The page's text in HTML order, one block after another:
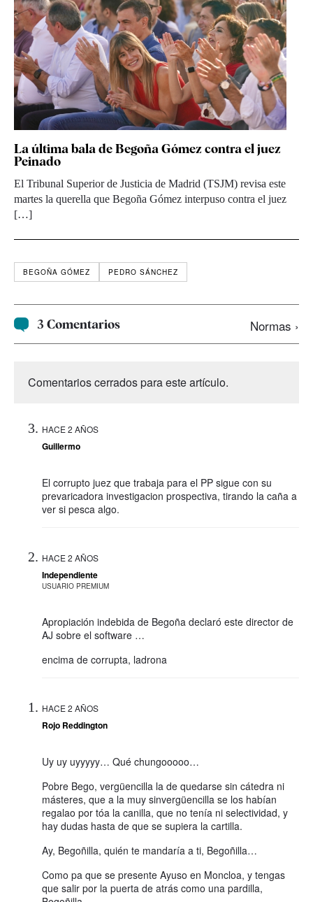
La última bala de Begoña Gómez contra el juez
Peinado
El Tribunal Superior de Justicia de Madrid (TSJM) revisa este
martes la querella que Begoña Gómez interpuso contra el juez
[…]
BEGOÑA GÓMEZ PEDRO SÁNCHEZ
3 Comentarios Normas ›
Comentarios cerrados para este artículo.
HACE 2 AÑOS
Guillermo
El corrupto juez que trabaja para el PP sigue con su
prevaricadora investigacion prospectiva, tirando la caña a
ver si pesca algo.
HACE 2 AÑOS
Independiente
USUARIO PREMIUM
Apropiación indebida de Begoña declaró este director de
AJ sobre el software …
encima de corrupta, ladrona
HACE 2 AÑOS
Rojo Reddington
Uy uy uyyyyy… Qué chungooooo…
Pobre Bego, vergüencilla la de quedarse sin cátedra ni
másteres, que a la muy sinvergüencilla se los habían
regalao por tóa la canilla, que no tenía ni selectividad, y
hay dudas hasta de que se supiera la cartilla.
Ay, Begoñilla, quién te mandaría a ti, Begoñilla…
Como pa que se presente Ayuso en Moncloa, y tengas
que salir por la puerta de atrás como una pardilla,